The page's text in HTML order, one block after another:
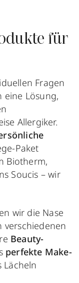
für
Fragen
eine Lösung,
Allergiker.
Paket
Biotherm,
Soucis – wir
wir die Nase
verschiedenen
Beauty-
perfekte Make-
Lächeln